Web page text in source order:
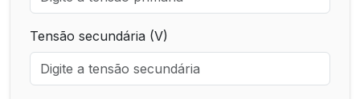
Tensão secundária (V)